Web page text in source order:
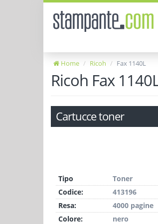
Home Ricoh Fax 1140L
Ricoh Fax
Cartucce toner
Tipo
Toner
Codice:
413196
Resa:
4000 pagine
Colore:
nero